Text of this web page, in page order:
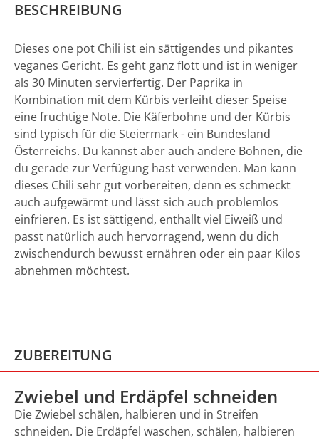
BESCHREIBUNG
Dieses one pot Chili ist ein sättigendes und pikantes
veganes Gericht. Es geht ganz flott und ist in weniger
als 30 Minuten servierfertig. Der Paprika in
Kombination mit dem Kürbis verleiht dieser Speise
eine fruchtige Note. Die Käferbohne und der Kürbis
sind typisch für die Steiermark - ein Bundesland
Österreichs. Du kannst aber auch andere Bohnen, die
du gerade zur Verfügung hast verwenden. Man kann
dieses Chili sehr gut vorbereiten, denn es schmeckt
auch aufgewärmt und lässt sich auch problemlos
einfrieren. Es ist sättigend, enthallt viel Eiweiß und
passt natürlich auch hervorragend, wenn du dich
zwischendurch bewusst ernähren oder ein paar Kilos
abnehmen möchtest.
ZUBEREITUNG
Zwiebel und Erdäpfel schneiden
Die Zwiebel schälen, halbieren und in Streifen
schneiden. Die Erdäpfel waschen, schälen, halbieren